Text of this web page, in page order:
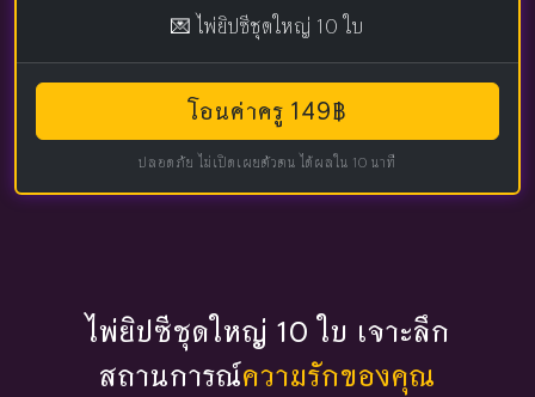
💌 ไพ่ยิปซีชุดใหญ่ 10 ใบ
โอนค่าครู 149฿
ปลอดภัย ไม่เปิดเผยตัวตน ได้ผลใน 10 นาที
ไพ่ยิปซีชุดใหญ่ 10 ใบ เจาะลึก
สถานการณ์ความรักของคุณ